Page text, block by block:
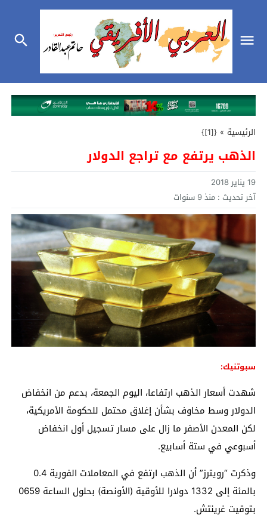
الرئيسية »
{[1]}
الذهب يرتفع مع تراجع الدولار
19 يناير 2018
آخر تحديث : منذ 9 سنوات
سبوتنيك:
شهدت أسعار الذهب ارتفاعا، اليوم الجمعة، بدعم من انخفاض
الدولار وسط مخاوف بشأن إغلاق محتمل للحكومة الأمريكية،
لكن المعدن الأصفر ما زال على مسار تسجيل أول انخفاض
أسبوعي في ستة أسابيع.
وذكرت “رويترز” أن الذهب ارتفع في المعاملات الفورية 0.4
بالمئة إلى 1332 دولارا للأوقية (الأونصة) بحلول الساعة 0659
بتوقيت غرينتش.